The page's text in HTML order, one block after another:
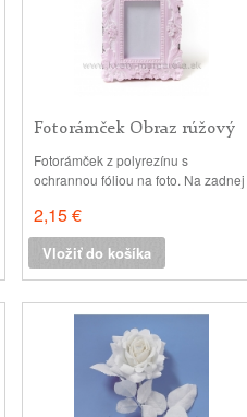
Fotorámček Obraz rúžový
Fotorámček z polyrezínu s
ochrannou fóliou na foto. Na zadnej
opierka na postavenie rámčeka na
vodorovné miesto. v: 9x7 cm, rozmer
foto: 7x5 cm
2,15 €
Vložiť do košíka